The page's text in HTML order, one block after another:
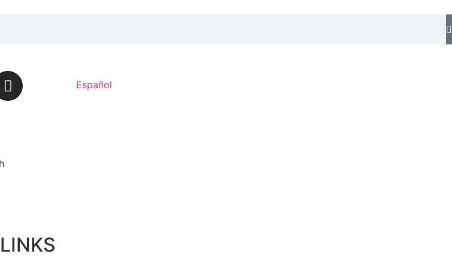
Español
LINKS